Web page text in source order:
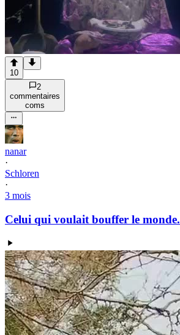
10
2
commentaires
coms
nanar
·
Schloren
·
3 mois
Celui qui voulait bouffer le monde.